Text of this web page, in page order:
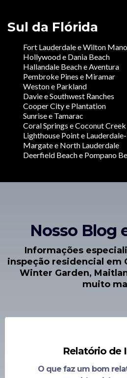
Sul da Flórida
Fort Lauderdale e Wilton
Hollywood e Dania Beach
Hallandale Beach e Aventura
Pembroke Pines e Miramar
Weston e Parkland
Davie e Southwest Ranches
Cooper City e Plantation
Sunrise e Tamarac
Coral Springs e Coconut Creek
Lighthouse Point e
Margate e North Lauderdale
Deerfield Beach e Pompano
Nosso Blog
Informações
inspeção residencial em
Winter Garden,
muito
Relatório de
O que faz um bom